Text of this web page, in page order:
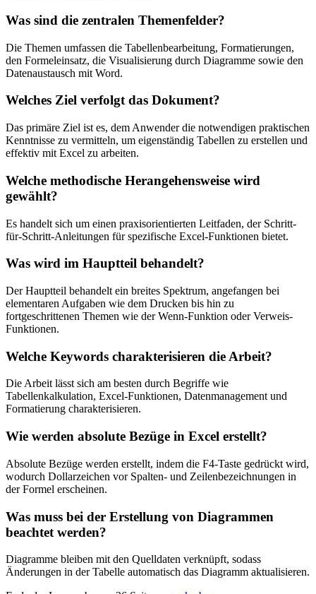
Was sind die zentralen Themenfelder?
Die Themen umfassen die Tabellenbearbeitung, Formatierungen,
den Formeleinsatz, die Visualisierung durch Diagramme sowie den
Datenaustausch mit Word.
Welches Ziel verfolgt das Dokument?
Das primäre Ziel ist es, dem Anwender die notwendigen praktischen
Kenntnisse zu vermitteln, um eigenständig Tabellen zu erstellen und
effektiv mit Excel zu arbeiten.
Welche methodische Herangehensweise wird
gewählt?
Es handelt sich um einen praxisorientierten Leitfaden, der Schritt-
für-Schritt-Anleitungen für spezifische Excel-Funktionen bietet.
Was wird im Hauptteil behandelt?
Der Hauptteil behandelt ein breites Spektrum, angefangen bei
elementaren Aufgaben wie dem Drucken bis hin zu
fortgeschrittenen Themen wie der Wenn-Funktion oder Verweis-
Funktionen.
Welche Keywords charakterisieren die Arbeit?
Die Arbeit lässt sich am besten durch Begriffe wie
Tabellenkalkulation, Excel-Funktionen, Datenmanagement und
Formatierung charakterisieren.
Wie werden absolute Bezüge in Excel erstellt?
Absolute Bezüge werden erstellt, indem die F4-Taste gedrückt wird,
wodurch Dollarzeichen vor Spalten- und Zeilenbezeichnungen in
der Formel erscheinen.
Was muss bei der Erstellung von Diagrammen
beachtet werden?
Diagramme bleiben mit den Quelldaten verknüpft, sodass
Änderungen in der Tabelle automatisch das Diagramm aktualisieren.